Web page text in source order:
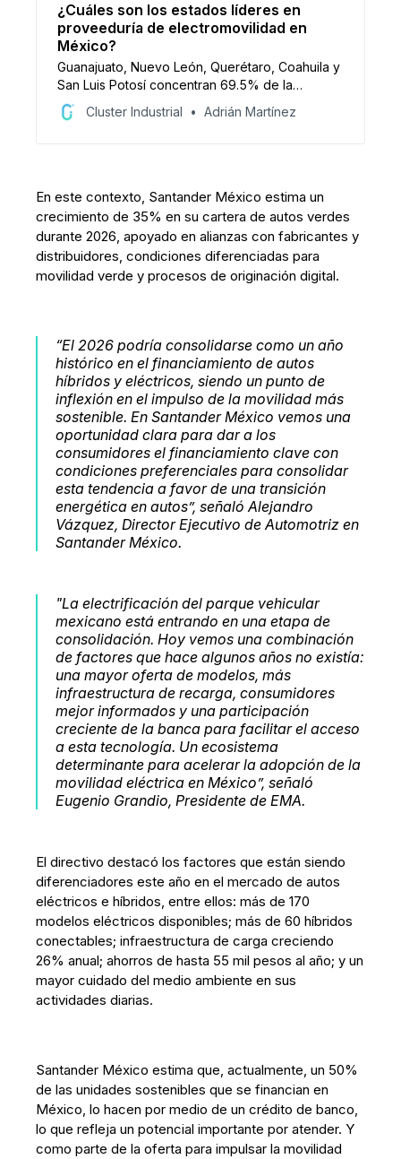
¿Cuáles son los estados líderes en
proveeduría de electromovilidad en
México?
Guanajuato, Nuevo León, Querétaro, Coahuila y
San Luis Potosí concentran 69.5% de la
proveeduría de electromovilidad en México, de
acuerdo con el Mapeo de Electromovilidad en
Cluster Industrial Adrián Martínez
En este contexto, Santander México estima un
crecimiento de 35% en su cartera de autos verdes
durante 2026, apoyado en alianzas con fabricantes y
distribuidores, condiciones diferenciadas para
movilidad verde y procesos de originación digital.
“El 2026 podría consolidarse como un año
histórico en el financiamiento de autos
híbridos y eléctricos, siendo un punto de
inflexión en el impulso de la movilidad más
sostenible. En Santander México vemos una
oportunidad clara para dar a los
consumidores el financiamiento clave con
condiciones preferenciales para consolidar
esta tendencia a favor de una transición
energética en autos”, señaló Alejandro
Vázquez, Director Ejecutivo de Automotriz en
Santander México.
"La electrificación del parque vehicular
mexicano está entrando en una etapa de
consolidación. Hoy vemos una combinación
de factores que hace algunos años no existía:
una mayor oferta de modelos, más
infraestructura de recarga, consumidores
mejor informados y una participación
creciente de la banca para facilitar el acceso
a esta tecnología. Un ecosistema
determinante para acelerar la adopción de la
movilidad eléctrica en México”, señaló
Eugenio Grandio, Presidente de EMA.
El directivo destacó los factores que están siendo
diferenciadores este año en el mercado de autos
eléctricos e híbridos, entre ellos: más de 170
modelos eléctricos disponibles; más de 60 híbridos
conectables; infraestructura de carga creciendo
26% anual; ahorros de hasta 55 mil pesos al año; y un
mayor cuidado del medio ambiente en sus
actividades diarias.
Santander México estima que, actualmente, un 50%
de las unidades sostenibles que se financian en
México, lo hacen por medio de un crédito de banco,
lo que refleja un potencial importante por atender. Y
como parte de la oferta para impulsar la movilidad